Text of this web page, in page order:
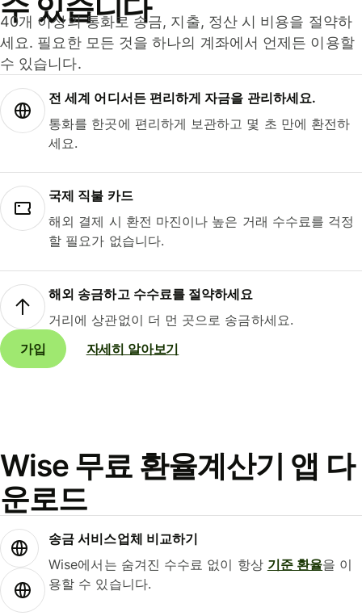
수 있습니다
40개 이상의 통화로 송금, 지출, 정산 시 비용을 절약하
세요. 필요한 모든 것을 하나의 계좌에서 언제든 이용할
수 있습니다.
전 세계 어디서든 편리하게 자금을 관리하세요.
통화를 한곳에 편리하게 보관하고 몇 초 만에 환전하
세요.
국제 직불 카드
해외 결제 시 환전 마진이나 높은 거래 수수료를 걱정
할 필요가 없습니다.
해외 송금하고 수수료를 절약하세요
거리에 상관없이 더 먼 곳으로 송금하세요.
가입
자세히 알아보기
Wise 무료 환율계산기 앱 다
운로드
송금 서비스업체 비교하기
Wise에서는 숨겨진 수수료 없이 항상 기준 환율을 이
용할 수 있습니다.